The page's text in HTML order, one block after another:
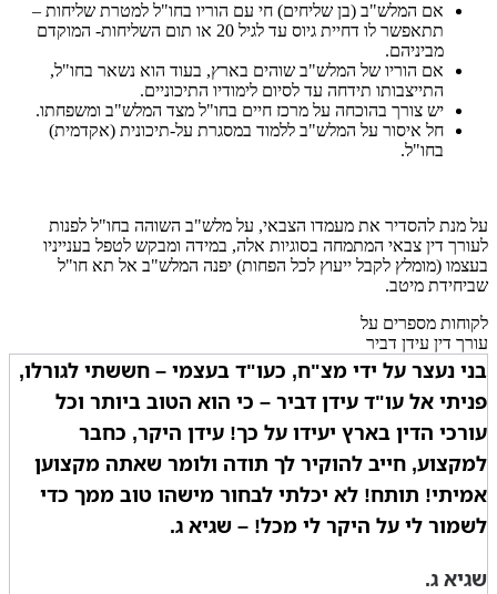
אם המלש"ב (בן שליחים) חי עם הוריו בחו"ל למטרת שליחות –
תתאפשר לו דחיית גיוס עד לגיל 20 או תום השליחות- המוקדם
מביניהם.
אם הוריו של המלש"ב שוהים בארץ, בעוד הוא נשאר בחו"ל,
התייצבותו תידחה עד לסיום לימודיו התיכוניים.
יש צורך בהוכחה על מרכז חיים בחו"ל מצד המלש"ב ומשפחתו.
חל איסור על המלש"ב ללמוד במסגרת על-תיכונית (אקדמית)
בחו"ל.
על מנת להסדיר את מעמדו הצבאי, על מלש"ב השוהה בחו"ל לפנות
לעורך דין צבאי המתמחה בסוגיות אלה, במידה ומבקש לטפל בענייניו
בעצמו (מומלץ לקבל ייעוץ לכל הפחות) יפנה המלש"ב אל תא חו"ל
שביחידת מיטב.
לקוחות מספרים על
עורך דין עידן דביר
בני נעצר על ידי מצ"ח, כעו"ד בעצמי – חששתי לגורלו,
פניתי אל עו"ד עידן דביר – כי הוא הטוב ביותר וכל
עורכי הדין בארץ יעידו על כך! עידן היקר, כחבר
למקצוע, חייב להוקיר לך תודה ולומר שאתה מקצוען
אמיתי! תותח! לא יכלתי לבחור מישהו טוב ממך כדי
לשמור לי על היקר לי מכל! – שגיא ג.
שגיא ג.